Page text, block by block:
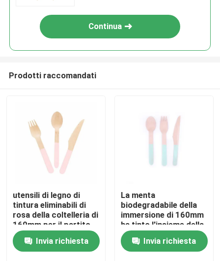
Continua
Prodotti raccomandati
utensili di legno di
tintura eliminabili di
rosa della coltelleria di
160mm per il partito
Invia richiesta
La menta
biodegradabile della
immersione di 160mm
ha tinto l'insieme della
coltelleria di
Disposbale per nozze
della cena
Invia richiesta